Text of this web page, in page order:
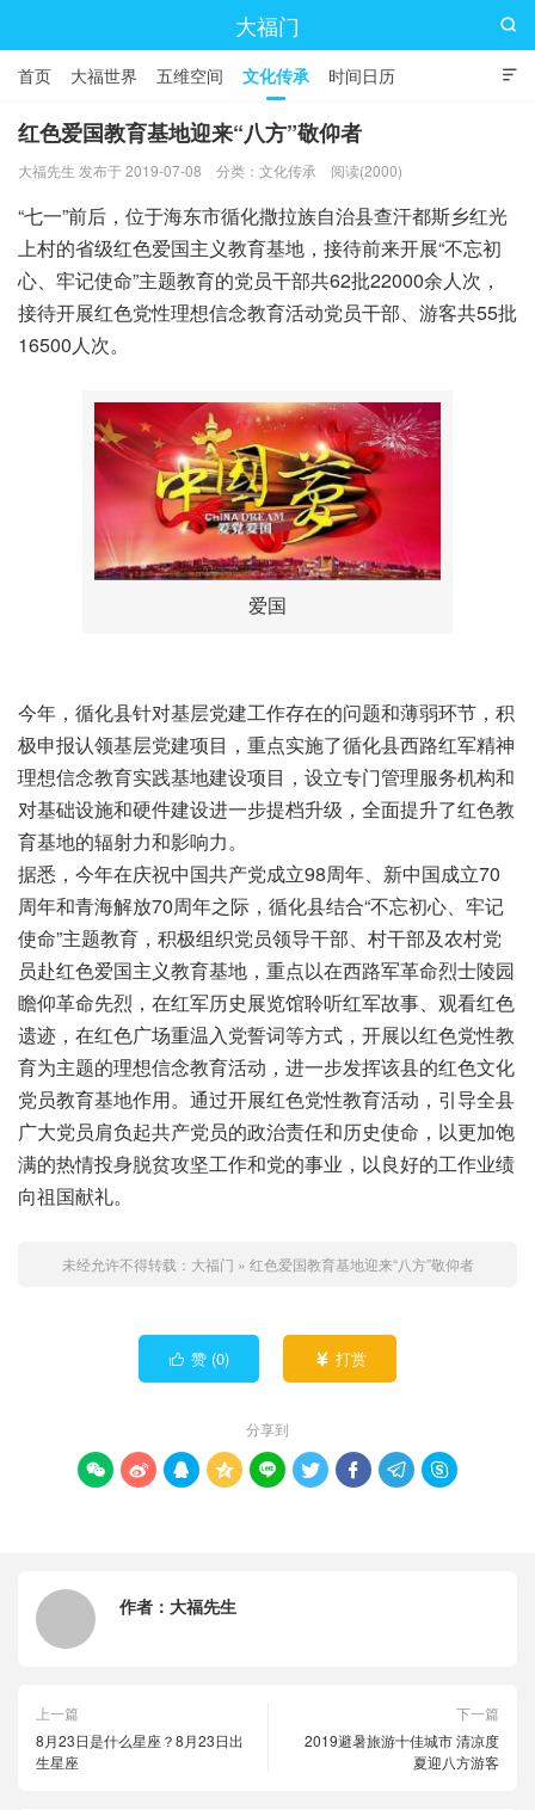
大福门

首页 大福世界 五维空间 文化传承 时间日历

红色爱国教育基地迎来“八方”敬仰者
大福先生 发布于 2019-07-08 分类： 文化传承 阅读(2000)
“七一”前后，位于海东市循化撒拉族自治县查汗都斯乡红光
上村的省级红色爱国主义教育基地，接待前来开展“不忘初
心、牢记使命”主题教育的党员干部共62批22000余人次，
接待开展红色党性理想信念教育活动党员干部、游客共55批
16500人次。
爱国
今年，循化县针对基层党建工作存在的问题和薄弱环节，积
极申报认领基层党建项目，重点实施了循化县西路红军精神
理想信念教育实践基地建设项目，设立专门管理服务机构和
对基础设施和硬件建设进一步提档升级，全面提升了红色教
育基地的辐射力和影响力。
据悉，今年在庆祝中国共产党成立98周年、新中国成立70
周年和青海解放70周年之际，循化县结合“不忘初心、牢记
使命”主题教育，积极组织党员领导干部、村干部及农村党
员赴红色爱国主义教育基地，重点以在西路军革命烈士陵园
瞻仰革命先烈，在红军历史展览馆聆听红军故事、观看红色
遗迹，在红色广场重温入党誓词等方式，开展以红色党性教
育为主题的理想信念教育活动，进一步发挥该县的红色文化
党员教育基地作用。通过开展红色党性教育活动，引导全县
广大党员肩负起共产党员的政治责任和历史使命，以更加饱
满的热情投身脱贫攻坚工作和党的事业，以良好的工作业绩
向祖国献礼。
未经允许不得转载： 大福门 » 红色爱国教育基地迎来“八方”敬仰者
 赞 (0)  打赏
分享到
        
作者： 大福先生
上一篇
8月23日是什么星座？8月23日出
生星座
下一篇
2019避暑旅游十佳城市 清凉度
夏迎八方游客